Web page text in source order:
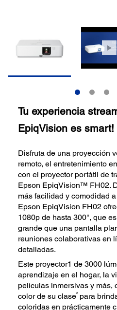
Tu experiencia
EpiqVision es smart!
Disfruta de una proyección
remoto, el entretenimiento
con el proyector portátil de
Epson EpiqVision™ FH02.
más facilidad y comodidad
Epson EpiqVision FH02
1080p de hasta 300", que
grande que una pantalla
reuniones colaborativas en
detalladas.
Este proyector1 de 3000
aprendizaje en el hogar, la
películas inmersivas y más,
color de su clase2
para
coloridas en prácticamente